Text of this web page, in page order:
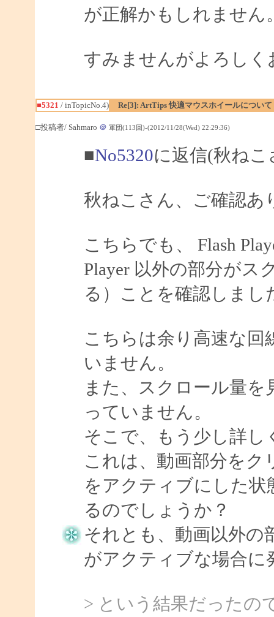
が正解かもしれません
すみませんがよろしく
■5321 / inTopicNo.4) Re[3]: ArtTips 快適マウスホイールについて
□投稿者/ Sahmaro ＠ 軍団(113回)-(2012/11/28(Wed) 22:29:36)
■No5320に返信(秋ね
秋ねこさん、ご確認あ
こちらでも、 Flash
Player 以外の部分がス
る）ことを確認しまし
こちらは余り高速な
いません。
また、スクロール量
っていません。
そこで、もう少し詳し
これは、動画部分をク
をアクティブにした
るのでしょうか？
それとも、動画以外の
がアクティブな場合
> という結果だったの